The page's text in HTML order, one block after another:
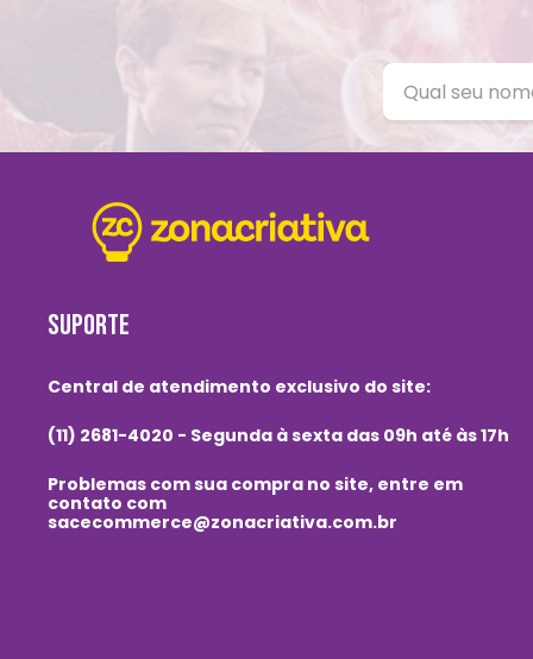
SUPORTE
Central de atendimento exclusivo do site:
(11) 2681-4020 - Segunda à sexta das 09h até às 17h
Problemas com sua compra no site, entre em
contato com
sacecommerce@zonacriativa.com.br